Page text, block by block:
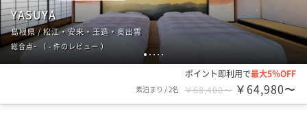
1 2 3 4 5
YASUYA
島根県 / 松江・安来・玉造・奥出雲
総合点- （ - 件のレビュー ）
ポイント即利用で最大5％OFF
素泊まり /2名 ￥68,400〜 ￥64,980〜